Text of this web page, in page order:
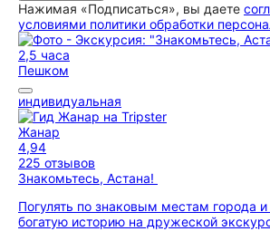
Нажимая «Подписаться», вы даете
условиями политики обработки
2,5 часа
Пешком
индивидуальная
Жанар
4,94
225 отзывов
Знакомьтесь, Астана!
Погулять по знаковым местам города и
богатую историю на дружеской